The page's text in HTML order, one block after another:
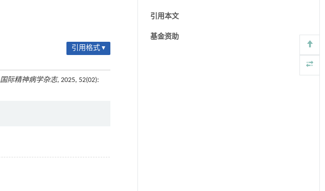
引用格式 ▾
国际精神病学杂志, 2025, 52(02):
引用本文
基金资助